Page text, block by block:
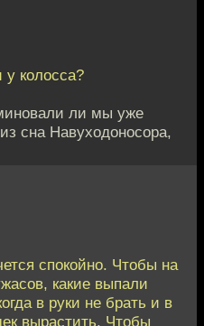
у колосса?
ли мы уже
сна Навуходоносора,
спокойно. Чтобы на
какие выпали
в руки не брать и в
вырастить. Чтобы